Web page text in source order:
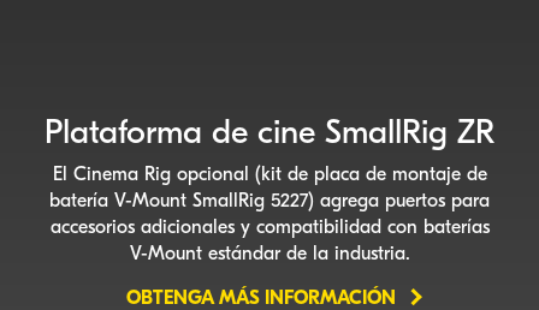
Plataforma de cine SmallRig ZR
El Cinema Rig opcional (kit de placa de montaje de
batería V-Mount SmallRig 5227) agrega puertos para
accesorios adicionales y compatibilidad con baterías
V-Mountestándar de la industria.
OBTENGA MÁS INFORMACIÓN